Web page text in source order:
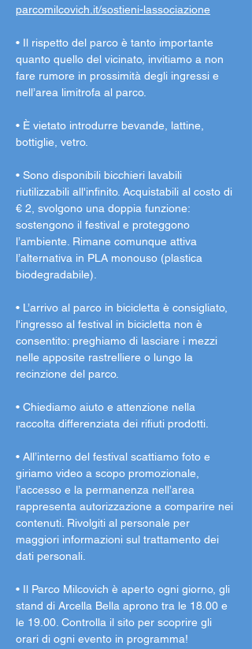
parcomilcovich.it/sostieni-lassociazione
• Il rispetto del parco è tanto importante
quanto quello del vicinato, invitiamo a non
fare rumore in prossimità degli ingressi e
nell’area limitrofa al parco.
• È vietato introdurre bevande, lattine,
bottiglie, vetro.
• Sono disponibili bicchieri lavabili
riutilizzabili all'infinito. Acquistabili al costo di
€ 2, svolgono una doppia funzione:
sostengono il festival e proteggono
l’ambiente. Rimane comunque attiva
l’alternativa in PLA monouso (plastica
biodegradabile).
• L’arrivo al parco in bicicletta è consigliato,
l'ingresso al festival in bicicletta non è
consentito: preghiamo di lasciare i mezzi
nelle apposite rastrelliere o lungo la
recinzione del parco.
• Chiediamo aiuto e attenzione nella
raccolta differenziata dei rifiuti prodotti.
• All’interno del festival scattiamo foto e
giriamo video a scopo promozionale,
l’accesso e la permanenza nell’area
rappresenta autorizzazione a comparire nei
contenuti. Rivolgiti al personale per
maggiori informazioni sul trattamento dei
dati personali.
• Il Parco Milcovich è aperto ogni giorno, gli
stand di Arcella Bella aprono tra le 18.00 e
le 19.00. Controlla il sito per scoprire gli
orari di ogni evento in programma!